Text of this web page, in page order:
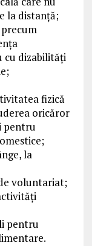
la distanță;
cu dizabilități
fizică
oricăror
pentru
la
voluntariat;
pentru